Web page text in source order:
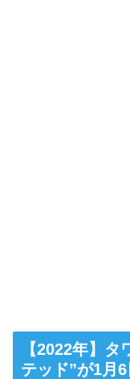
【2022年】
テッド”が1月